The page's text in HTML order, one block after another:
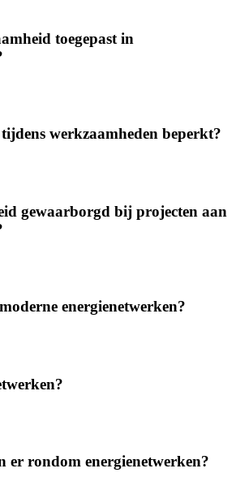
toegepast in
werkzaamheden beperkt?
gewaarborgd bij projecten aan
energienetwerken?
er rondom energienetwerken?